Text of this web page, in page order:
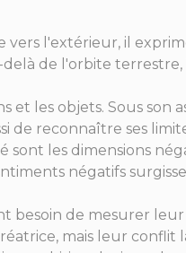
l'extérieur, il
de l'orbite
et les objets. Sous son
de reconnaître ses
sont les dimensions
négatifs
besoin de mesurer
mais leur conflit